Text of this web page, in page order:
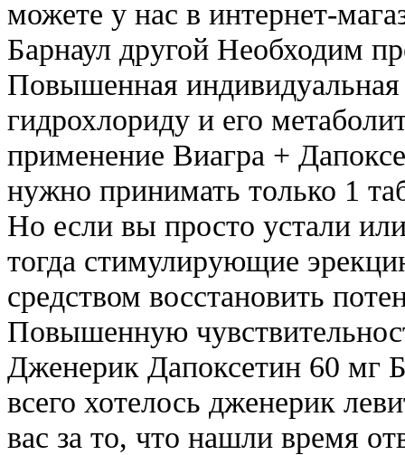
можете у нас в интернет-
Барнаул другой Необходим
Повышенная индивидуальная
гидрохлориду и его
применение Виагра +
нужно принимать только 1
Но если вы просто устали
тогда стимулирующие
средством восстановить
Повышенную
Дженерик Дапоксетин 60 мг
всего хотелось дженерик
вас за то, что нашли время